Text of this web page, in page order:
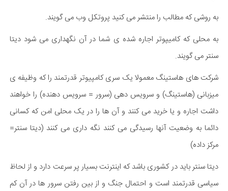
به روشی که مطالب را منتشر می کنید پروتکل وب می گویند.
به محلی که کامیپوتر اجاره شده ی شما در آن نگهداری می شود دیتا
سنتر می گویند.
شرکت های هاستینگ معمولا یک سری کامپیوتر قدرتمند را که وظیفه ی
میزبانی (هاستینگ) و سرویس دهی (سرور = سرویس دهنده) را خواهند
داشت اجاره و یا خرید می کنند و آن ها را در یک محلی امن که کسانی
دائما به وضعیت آنها رسیدگی می کنند نگه داری می کنند (دیتا سنتر=
مرکز داده)
دیتا سنتر باید در کشوری باشد که اینترنت بسیار پر سرعت دارد و از لحاظ
سیاسی قدرتمند است و احتمال جنگ و از بین رفتن سرور ها در آن کم